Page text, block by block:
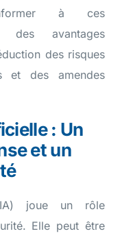
à ces
des avantages
des risques
et des amendes
: Un
et un
(IA) joue un rôle
Elle peut être